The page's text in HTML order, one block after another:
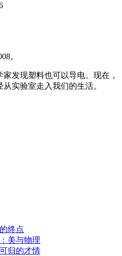
。
发现塑料也可以导电。现在，
实验室走入我们的生活。
终点
美与物理
归的才情